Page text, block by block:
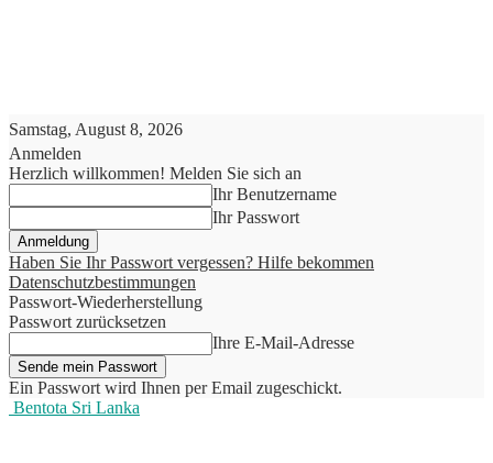
Samstag, August 8, 2026
Anmelden
Herzlich willkommen! Melden Sie sich an
Ihr Benutzername
Ihr Passwort
Haben Sie Ihr Passwort vergessen? Hilfe bekommen
Datenschutzbestimmungen
Passwort-Wiederherstellung
Passwort zurücksetzen
Ihre E-Mail-Adresse
Ein Passwort wird Ihnen per Email zugeschickt.
Bentota Sri Lanka